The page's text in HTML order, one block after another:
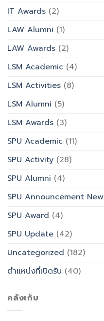
IT Awards (2)
LAW Alumni (1)
LAW Awards (2)
LSM Academic (4)
LSM Activities (8)
LSM Alumni (5)
LSM Awards (3)
SPU Academic (11)
SPU Activity (28)
SPU Alumni (4)
SPU Announcement New
SPU Award (4)
SPU Update (42)
Uncategorized (182)
ตำแหน่งที่เปิดรับ (40)
คลังเก็บ